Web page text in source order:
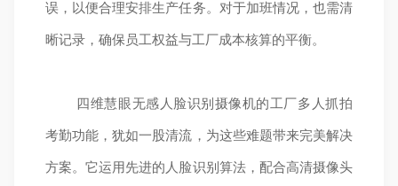
误，以便合理安排生产任务。对于加班情况，也需清
晰记录，确保员工权益与工厂成本核算的平衡。
四维慧眼无感人脸识别摄像机的工厂多人抓拍
考勤功能，犹如一股清流，为这些难题带来完美解决
方案。它运用先进的人脸识别算法，配合高清摄像头